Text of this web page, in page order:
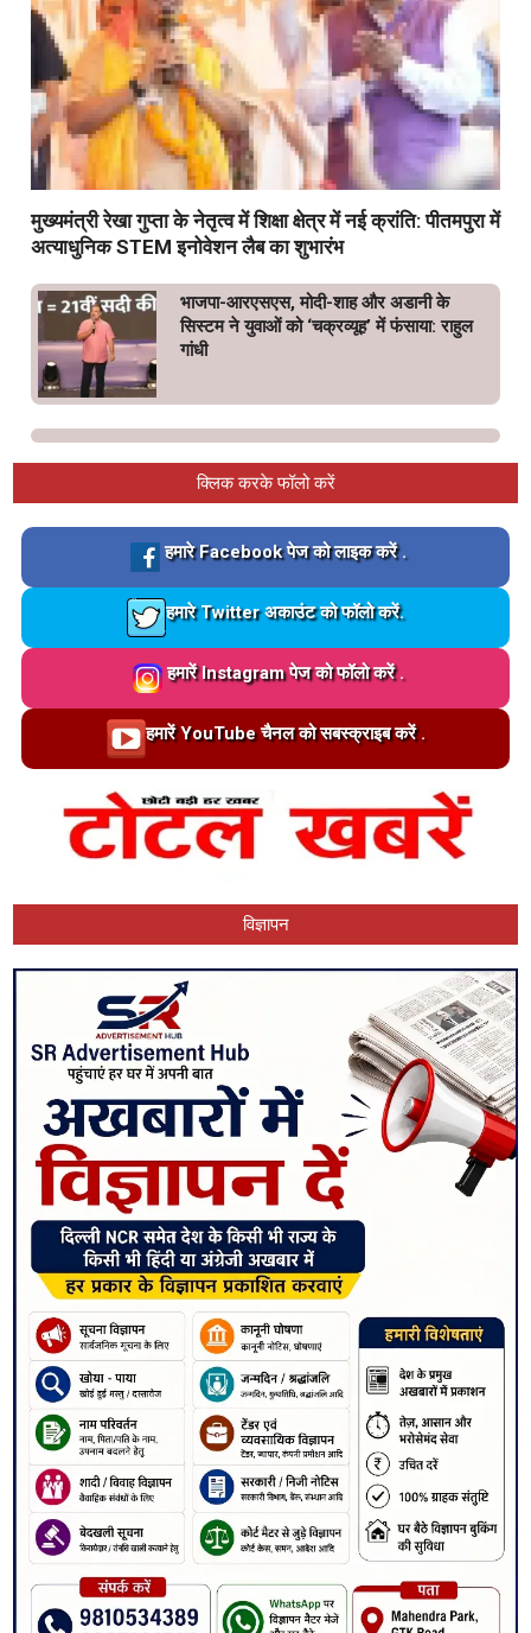
मुख्यमंत्री रेखा गुप्ता के नेतृत्व में शिक्षा क्षेत्र में नई क्रांति: पीतमपुरा में
अत्याधुनिक STEM इनोवेशन लैब का शुभारंभ
भाजपा-आरएसएस, मोदी-शाह और अडानी के
सिस्टम ने युवाओं को ‘चक्रव्यूह’ में फंसाया: राहुल
गांधी
क्लिक करके फॉलो करें
Loading…
हमारे Facebook पेज को लाइक करें .
Loading…
हमारे Twitter अकाउंट को फॉलो करें.
Loading…
हमारें Instagram पेज को फॉलो करें .
Loading…हमारें YouTube चैनल को सबस्क्राइब करें .
विज्ञापन